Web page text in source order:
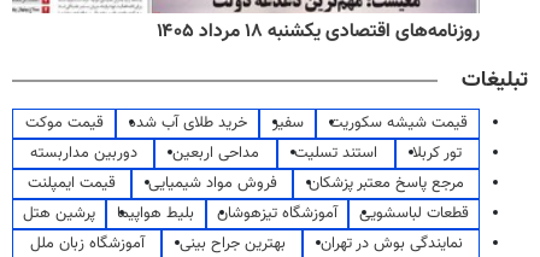
روزنامه‌های اقتصادی یکشنبه ۱۸ مرداد ۱۴۰۵
تبلیغات
قیمت شیشه سکوریت سفیر خرید طلای آب شده
قیمت موکت
تور کربلا
استند تسلیت مداحی اربعین
دوربین مداربسته
مرجع پاسخ معتبر پزشکان
فروش مواد شیمیایی
قیمت ایمپلنت
قطعات لباسشویی
آموزشگاه تیزهوشان بلیط هواپیما
پرشین هتل
نمایندگی بوش در تهران
بهترین جراح بینی
آموزشگاه زبان ملل